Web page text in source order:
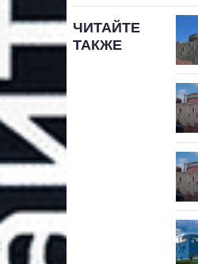
ЧИТАЙТЕ
ТАКЖЕ